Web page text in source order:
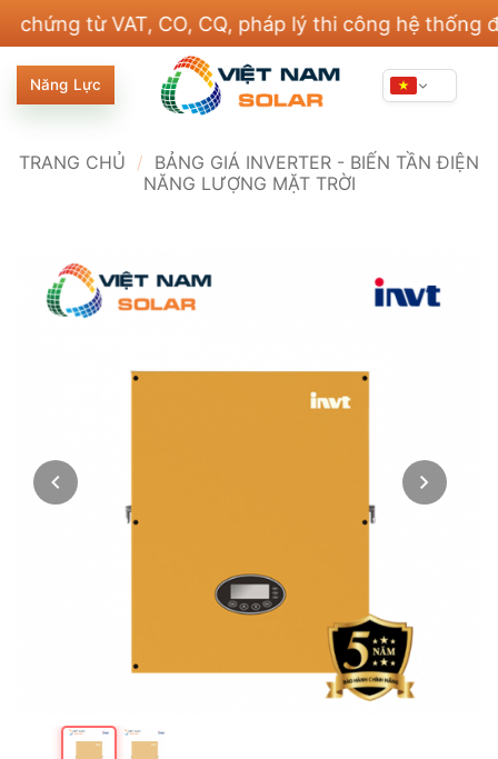
nội
dung
từ VAT, CO, CQ, pháp lý thi công hệ thống điện
Năng Lực
TRANG CHỦ / BẢNG GIÁ INVERTER - BIẾN TẦN ĐIỆN
NĂNG LƯỢNG MẶT TRỜI